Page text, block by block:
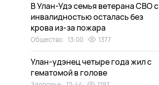
В Улан-Удэ семья ветерана СВО с
инвалидностью осталась без
крова из-за пожара
Общество 13:00 1377
Улан-удэнец четыре года жил с
гематомой в голове